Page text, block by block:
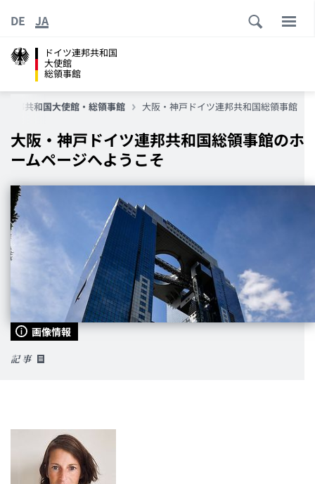
ドイツ連邦共和国
大使館
総領事館
DE JA
連邦共和国大使館・総領事館 大阪・神戸ドイツ連邦共和国総領事館
大阪・神戸ドイツ連邦共和国総領事館のホ
ームページへようこそ
画像情報
記事